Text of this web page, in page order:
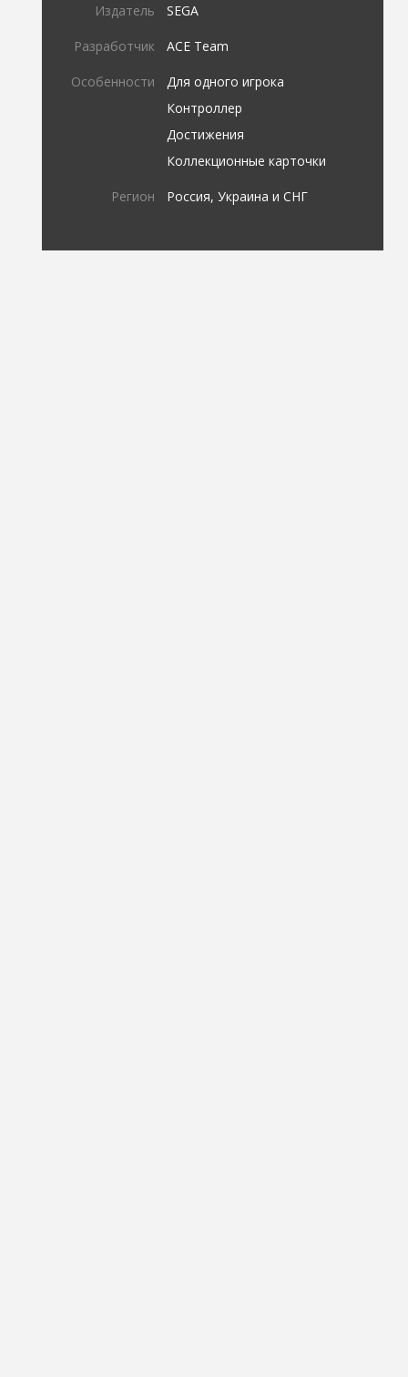
Издатель SEGA
Разработчик ACE Team
Особенности
Для одного игрока
Контроллер
Достижения
Коллекционные карточки
Регион Россия, Украина и СНГ